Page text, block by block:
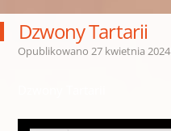
Dzwony Tartarii
Opublikowano 27 kwietnia 2024